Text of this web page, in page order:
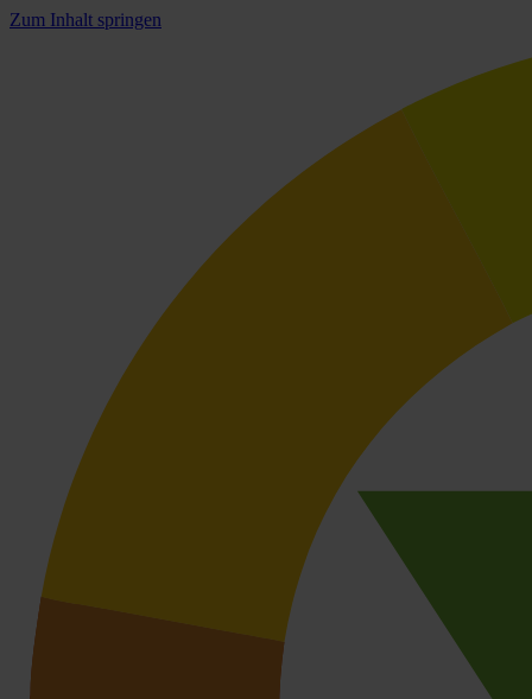
Zum Inhalt springen